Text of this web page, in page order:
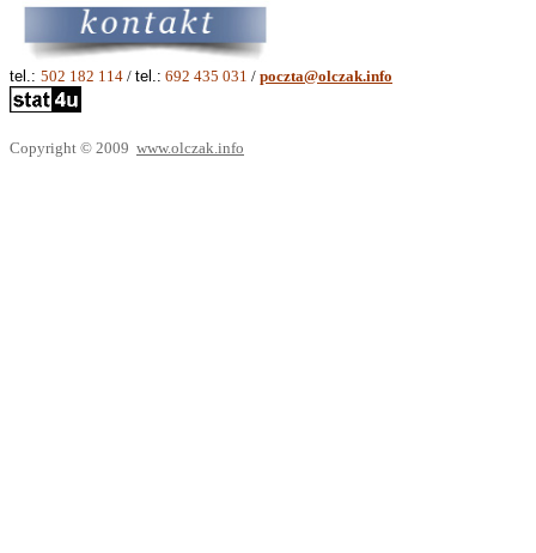
tel.: 502 182 114 / tel.: 692 435 031 / poczta@olczak.info
Copyright © 2009 www.olczak.info